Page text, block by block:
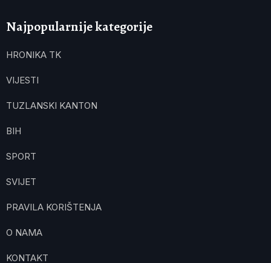
Najpopularnije kategorije
HRONIKA TK
VIJESTI
TUZLANSKI KANTON
BIH
SPORT
SVIJET
PRAVILA KORIŠTENJA
O NAMA
KONTAKT